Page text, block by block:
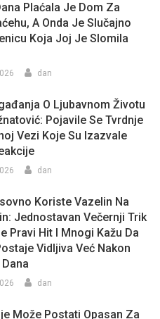
Plaćala Je Dom Za
A Onda Je Slučajno
Koja Joj Je Slomila
dan
O Ljubavnom Životu
Pojavile Se Tvrdnje
Vezi Koje Su Izazvale
dan
Koriste Vazelin Na
Jednostavan Večernji Trik
Pravi Hit I Mnogi Kažu Da
Vidljiva Već Nakon
dan
Može Postati Opasan Za